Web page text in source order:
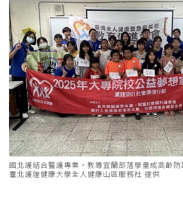
國北護結合醫護專業，教導宜蘭部落學童成高齡
臺北護理健康大學全人健康山區服務社 提供